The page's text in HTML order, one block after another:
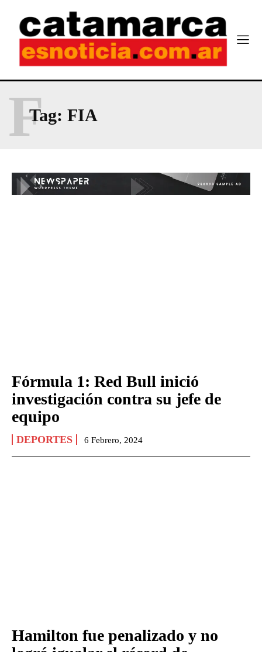
Tag: FIA
F
Fórmula 1: Red Bull inició
investigación contra su jefe de
equipo
DEPORTES 6 Febrero, 2024
Hamilton fue penalizado y no